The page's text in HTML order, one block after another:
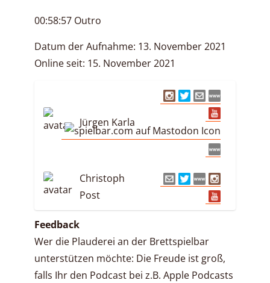
00:58:57 Outro
Datum der Aufnahme: 13. November 2021
Online seit: 15. November 2021
Jürgen Karla
Christoph
Post
Feedback
Wer die Plauderei an der Brettspielbar
unterstützen möchte: Die Freude ist groß,
falls Ihr den Podcast bei z.B. Apple Podcasts